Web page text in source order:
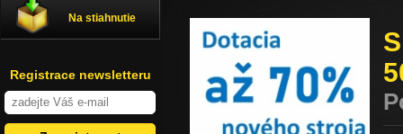
Na stiahnutie
Registrace newsletteru